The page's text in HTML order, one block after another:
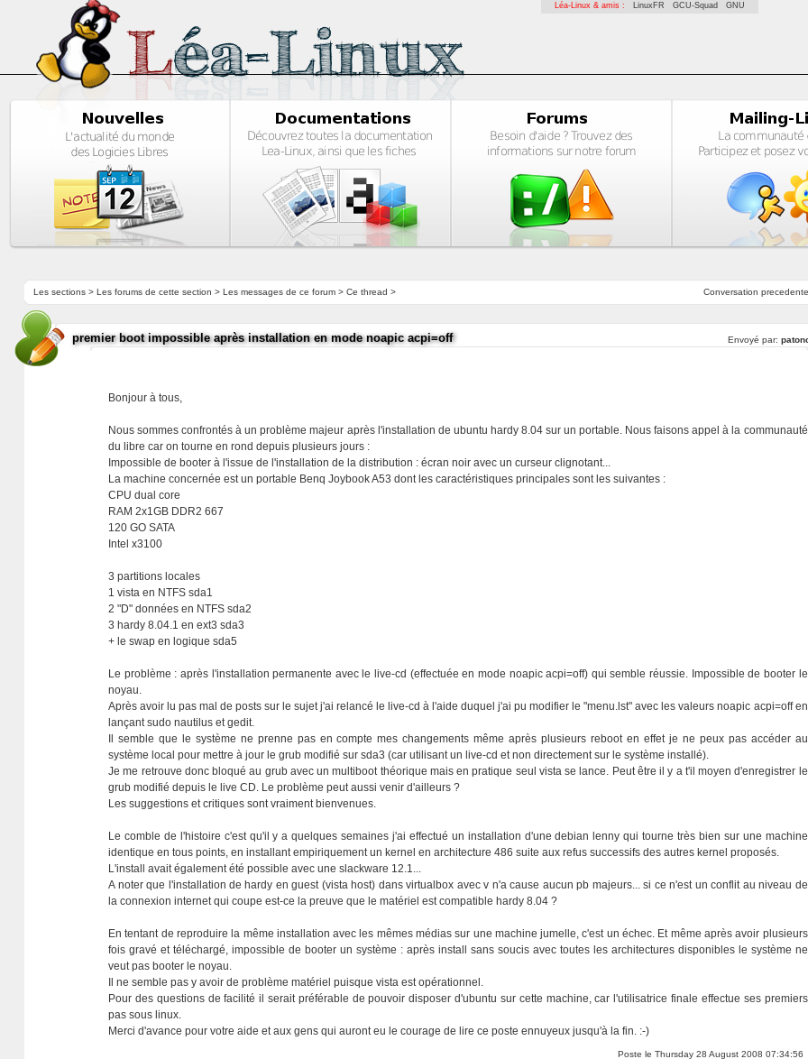
Léa-Linux & amis : LinuxFR GCU-Squad GNU
Conversation precedente
Les sections> Les forums de cette section > Les messages de ce forum> Ce thread >
premier boot impossible après installation en mode noapic acpi=off Envoyé par:
Bonjour à tous,
Nous sommes confrontés à un problème majeur après l'installation de ubuntu hardy 8.04 sur un portable. Nous faisons appel à la communauté
du libre car on tourne en rond depuis plusieurs jours :
Impossible de booter à l'issue de l'installation de la distribution : écran noir avec un curseur clignotant...
La machine concernée est un portable Benq Joybook A53 dont les caractéristiques principales sont les suivantes :
CPU dual core
RAM 2x1GB DDR2 667
120 GO SATA
Intel x3100
3 partitions locales
1 vista en NTFS sda1
2 "D" données en NTFS sda2
3 hardy 8.04.1 en ext3 sda3
+ le swap en logique sda5
Le problème : après l'installation permanente avec le live-cd (effectuée en mode noapic acpi=off) qui semble réussie. Impossible de booter le
noyau.
Après avoir lu pas mal de posts sur le sujet j'ai relancé le live-cd à l'aide duquel j'ai pu modifier le "menu.lst" avec les valeurs noapic acpi=off en
lançant sudo nautilus et gedit.
Il semble que le système ne prenne pas en compte mes changements même après plusieurs reboot en effet je ne peux pas accéder au
système local pour mettre à jour le grub modifié sur sda3 (car utilisant un live-cd et non directement sur le système installé).
Je me retrouve donc bloqué au grub avec un multiboot théorique mais en pratique seul vista se lance. Peut être il y a t'il moyen d'enregistrer le
grub modifié depuis le live CD. Le problème peut aussi venir d'ailleurs ?
Les suggestions et critiques sont vraiment bienvenues.
Le comble de l'histoire c'est qu'il y a quelques semaines j'ai effectué un installation d'une debian lenny qui tourne très bien sur une machine
identique en tous points, en installant empiriquement un kernel en architecture 486 suite aux refus successifs des autres kernel proposés.
L'install avait également été possible avec une slackware 12.1...
A noter que l'installation de hardy en guest (vista host) dans virtualbox avec v n'a cause aucun pb majeurs... si ce n'est un conflit au niveau de
la connexion internet qui coupe est-ce la preuve que le matériel est compatible hardy 8.04 ?
En tentant de reproduire la même installation avec les mêmes médias sur une machine jumelle, c'est un échec. Et même après avoir plusieurs
fois gravé et téléchargé, impossible de booter un système : après install sans soucis avec toutes les architectures disponibles le système ne
veut pas booter le noyau.
Il ne semble pas y avoir de problème matériel puisque vista est opérationnel.
Pour des questions de facilité il serait préférable de pouvoir disposer d'ubuntu sur cette machine, car l'utilisatrice finale effectue ses premiers
pas sous linux.
Merci d'avance pour votre aide et aux gens qui auront eu le courage de lire ce poste ennuyeux jusqu'à la fin. :-)
Poste le Thursday 28 August 2008 07:34:56